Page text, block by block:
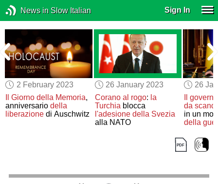
News in Slow Italian Sign In
2 February 2023
Il Giorno della Memoria,
anniversariodella
liberazione di Auschwitz
26 January 2023
Corano al rogo: la
Turchiablocca
l'adesione della Svezia
alla NATO
26
Il
da
in un
della